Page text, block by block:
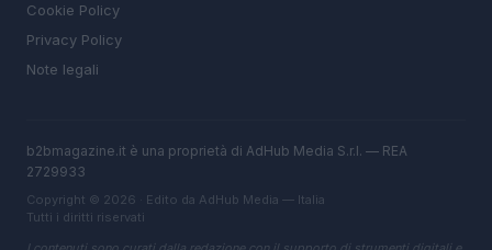
Cookie Policy
Privacy Policy
Note legali
b2bmagazine.it è una proprietà di AdHub Media S.r.l. — REA
2729933
Copyright © 2026 · Edito da AdHub Media — Italia
Tutti i diritti riservati